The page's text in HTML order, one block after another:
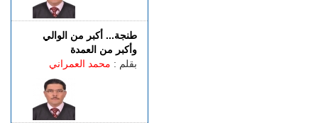
طنجة... أكبر من الوالي
وأكبر من العمدة
بقلم : محمد العمراني